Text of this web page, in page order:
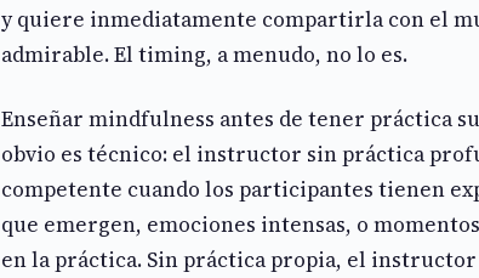
y quiere inmediatamente compartirla con el
admirable. El timing, a menudo, no lo es.
Enseñar mindfulness antes de tener práctica
obvio es técnico: el instructor sin práctica
competente cuando los participantes tienen
que emergen, emociones intensas, o
en la práctica. Sin práctica propia, el